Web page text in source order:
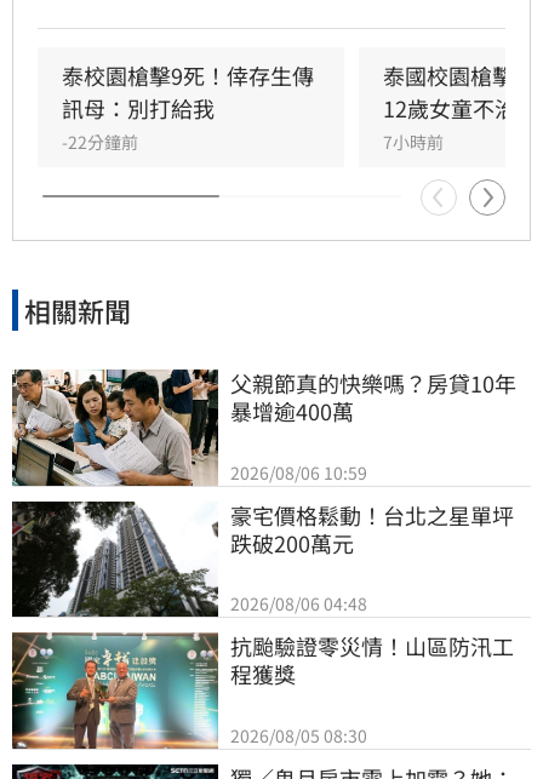
生後，泰國總理阿努廷（Anutin Charnvirakul）
隨即承諾推動新的槍枝管制法律，未來擬限制一
般民眾攜帶槍枝，僅允許執勤中的政府官員持
泰校園槍擊9死！倖存生傳
訊母：別打給我
-22分鐘前
泰國校園槍擊
12歲女童不治
7小時前
相關新聞
父親節真的快樂嗎？房貸10年
暴增逾400萬
2026/08/06 10:59
豪宅價格鬆動！台北之星單坪
跌破200萬元
2026/08/06 04:48
抗颱驗證零災情！山區防汛工
程獲獎
2026/08/05 08:30